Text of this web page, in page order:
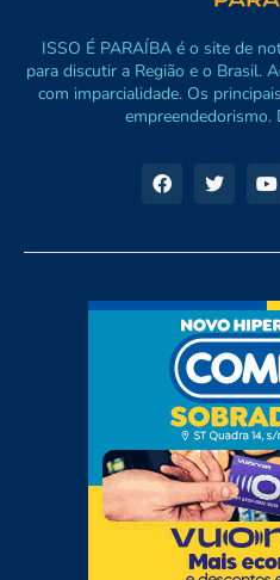
ISSO É PARAÍBA é o site de
para discutir a Região e o Brasil.
com imparcialidade. Os
empreendedorismo.